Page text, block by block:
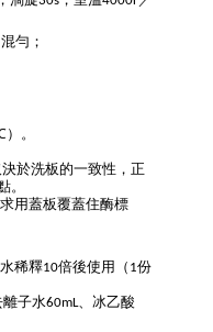
勻；
。
於洗板的一致性，正
。
用蓋板覆蓋住酶標
稀釋10倍後使用（ 1份
子水60mL 、冰乙酸